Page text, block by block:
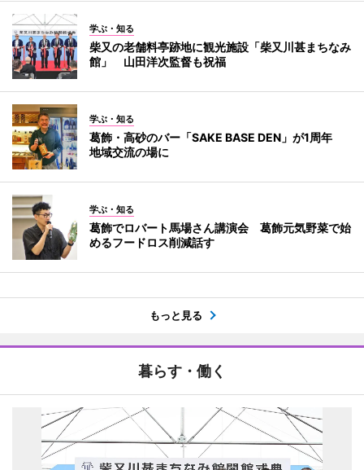
学ぶ・知る
柴又の老舗料亭跡地に観光施設「柴又川甚まちなみ
館」 山田洋次監督も祝福
学ぶ・知る
葛飾・高砂のバー「SAKE BASE DEN」が1周年
地域交流の場に
学ぶ・知る
葛飾でロバート馬場さん講演会 葛飾元気野菜で始
めるフードロス削減話す
もっと見る
暮らす・働く